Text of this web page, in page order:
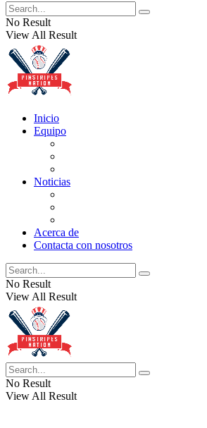
No Result
View All Result
Inicio
Equipo
Noticias
Acerca de
Contacta con nosotros
No Result
View All Result
No Result
View All Result